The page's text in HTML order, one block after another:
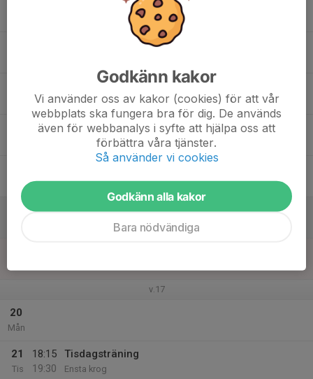
Tisdagsträning
18:00
Teknikträning-Momentbana
Enebybergs IP klubbstuga
21:00
Väsby
v.17
20
Mån
21
Tis
18:15
19:30
Tisdagsträning
Ensta krog
Godkänn kakor
Vi använder oss av kakor (cookies) för att vår
webbplats ska fungera bra för dig. De används
även för webbanalys i syfte att hjälpa oss att
förbättra våra tjänster.
Så använder vi cookies
Godkänn alla kakor
Bara nödvändiga